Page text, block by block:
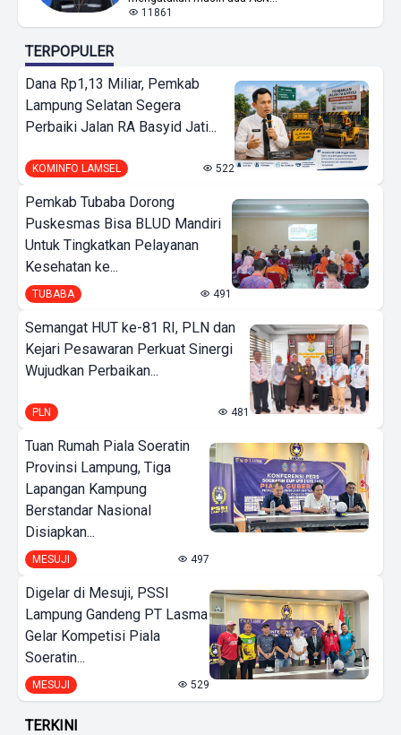
11861
TERPOPULER
Dana Rp1,13 Miliar, Pemkab
Lampung Selatan Segera
Perbaiki Jalan RA Basyid Jati...
KOMINFO LAMSEL 522
Pemkab Tubaba Dorong
Puskesmas Bisa BLUD Mandiri
Untuk Tingkatkan Pelayanan
Kesehatan ke...
TUBABA 491
Semangat HUT ke-81 RI, PLN dan
Kejari Pesawaran Perkuat Sinergi
Wujudkan Perbaikan...
PLN 481
Tuan Rumah Piala Soeratin
Provinsi Lampung, Tiga
Lapangan Kampung
Berstandar Nasional
Disiapkan...
MESUJI 497
Digelar di Mesuji, PSSI
Lampung Gandeng PT Lasma
Gelar Kompetisi Piala
Soeratin...
MESUJI 529
TERKINI